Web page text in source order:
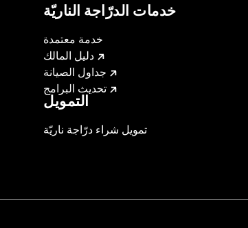
خدمات الدرّاجة الناريّة
خدمة معتمدة
دليل المالك
جداول الصيانة
تحديث البرامج
التمويل
تمويل شراء درّاجة ناريّة